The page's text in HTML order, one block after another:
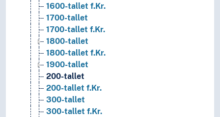
1600-tallet f.Kr.
1700-tallet
1700-tallet f.Kr.
1800-tallet
1800-tallet f.Kr.
1900-tallet
200-tallet
200-tallet f.Kr.
300-tallet
300-tallet f.Kr.